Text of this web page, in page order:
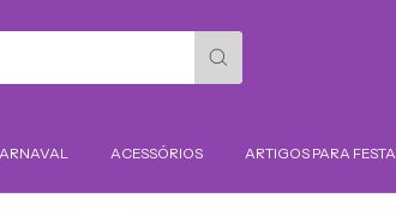
ACESSÓRIOS ARTIGOS PARA FESTA